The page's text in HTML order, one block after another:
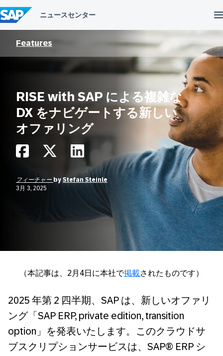
ン
テ
ン
Features
RISE with SAP による複雑な
DX をナビゲートする新しい
オファリング
フィーチャー by Stefan Steinle
3月 3, 2025
（本記事は、2月4日に本社で掲載されたものです）
2025 年第 2 四半期、SAP は、新しいオファリ
ング「SAP ERP, private edition, transition
option」を発表いたします。このクラウドサ
ブスクリプションサービスは、SAP® ERP シ